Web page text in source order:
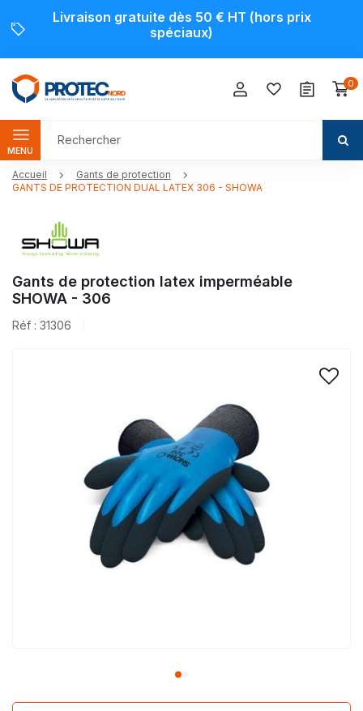
Livraison gratuite dès 50 € HT (hors prix
spéciaux)
0
MENU
Accueil
Gants de protection
GANTS DE PROTECTION DUAL LATEX 306 - SHOWA
Gants de protection latex imperméable
SHOWA - 306
Réf : 31306